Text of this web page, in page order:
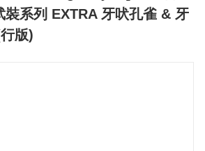
裝系列 EXTRA 牙吠孔雀 & 牙
版)